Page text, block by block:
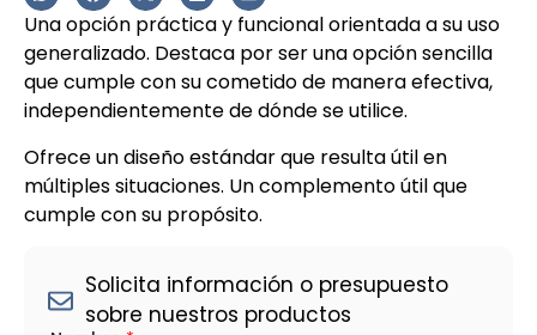
Una opción práctica y funcional orientada a su uso
generalizado. Destaca por ser una opción sencilla
que cumple con su cometido de manera efectiva,
independientemente de dónde se utilice.
Ofrece un diseño estándar que resulta útil en
múltiples situaciones. Un complemento útil que
cumple con su propósito.
Solicita información o presupuesto
sobre nuestros productos